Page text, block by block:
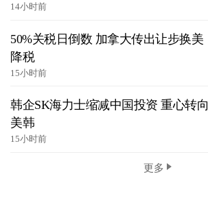
14小时前
50%关税日倒数 加拿大传出让步换美
降税
15小时前
韩企SK海力士缩减中国投资 重心转向
美韩
15小时前
更多